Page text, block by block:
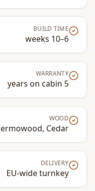
BUILD TIME
6–10 weeks
WARRANTY
5 years on cabin
WOOD
Cedar
DELIVERY
EU-wide turnkey